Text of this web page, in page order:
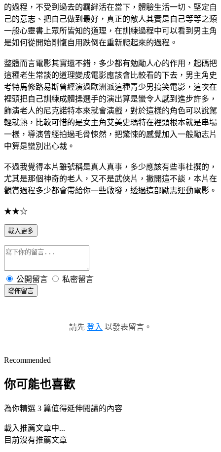
的過程，不受到過去的羈絆活在當下，體驗生活一切、堅定自
己的意志、把自己做到最好，真正的敵人其實是自己等等之類
一般心靈書上眾所皆知的道理，在訓練過程中可以看到男主角
是如何從開始剛愎自用跌倒在重新爬起來的過程。
整體而言電影其實還不錯，多少都有勉勵人心的作用，起碼把
這種老生常談的道理變成電影應該會比較看的下去，男主角史
考特馬修路易斯曾經演過歐洲派這種青少男搞笑電影，這次在
裡頭把自己訓練成體操選手的演出算是蠻令人感到進步許多，
飾演老人的尼克諾特本來就會演戲，對於這樣的角色可以說駕
輕就熟，比較可惜的是女主角艾美史瑪特在裡頭根本就是串場
一樣，導演曾經拍過毛骨悚然，把驚悚的感覺加入一般勵志片
中算是蠻別出心裁。
不過我覺得本片雖號稱是真人真事，多少應該有些事杜撰的，
尤其是那個神奇的老人，又不是武俠片，撇開這不談，本片在
觀賞過程多少都會帶給你一些啟發，透過這部勵志運動電影。
★★☆
載入更多
公開留言 私密留言
發佈留言
請先 登入 以發表留言。
Recommended
你可能也喜歡
為你精選 3 篇值得延伸閱讀的內容
載入推薦文章中...
目前沒有推薦文章